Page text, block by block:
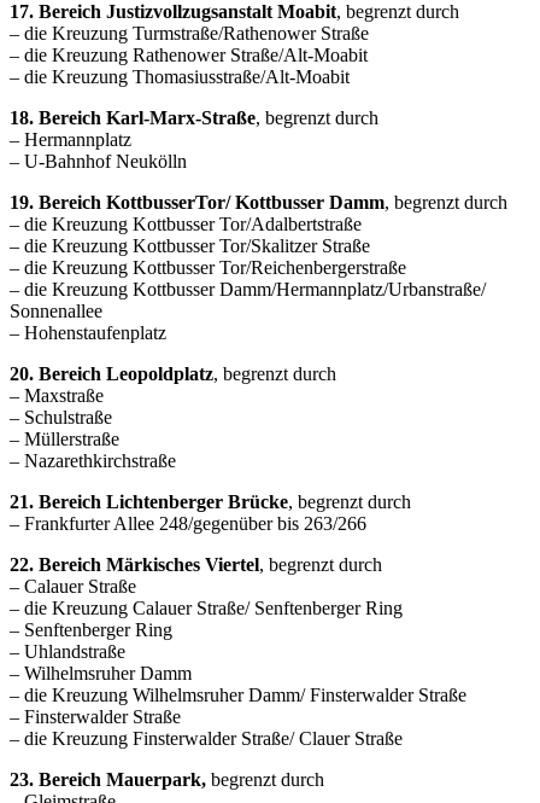
17. Bereich Justizvollzugsanstalt Moabit, begrenzt durch
– die Kreuzung Turmstraße/Rathenower Straße
– die Kreuzung Rathenower Straße/Alt-Moabit
– die Kreuzung Thomasiusstraße/Alt-Moabit
18. Bereich Karl-Marx-Straße, begrenzt durch
– Hermannplatz
– U-Bahnhof Neukölln
19. Bereich KottbusserTor/ Kottbusser Damm, begrenzt durch
– die Kreuzung Kottbusser Tor/Adalbertstraße
– die Kreuzung Kottbusser Tor/Skalitzer Straße
– die Kreuzung Kottbusser Tor/Reichenbergerstraße
– die Kreuzung Kottbusser Damm/Hermannplatz/Urbanstraße/
Sonnenallee
– Hohenstaufenplatz
20. Bereich Leopoldplatz, begrenzt durch
– Maxstraße
– Schulstraße
– Müllerstraße
– Nazarethkirchstraße
21. Bereich Lichtenberger Brücke, begrenzt durch
– Frankfurter Allee 248/gegenüber bis 263/266
22. Bereich Märkisches Viertel, begrenzt durch
– Calauer Straße
– die Kreuzung Calauer Straße/ Senftenberger Ring
– Senftenberger Ring
– Uhlandstraße
– Wilhelmsruher Damm
– die Kreuzung Wilhelmsruher Damm/ Finsterwalder Straße
– Finsterwalder Straße
– die Kreuzung Finsterwalder Straße/ Clauer Straße
23. Bereich Mauerpark, begrenzt durch